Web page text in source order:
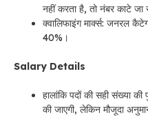
नहीं करता है, तो नंबर काटे
क्वालिफाइंग मार्क्स: जनरल
40%।
Salary Details
हालांकि पदों की सही संख्या
की जाएगी, लेकिन मौजूदा